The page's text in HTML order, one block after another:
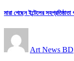
মারা গেছেন ইন্টেলের সহপ্রতিষ্ঠাতা
Art News BD